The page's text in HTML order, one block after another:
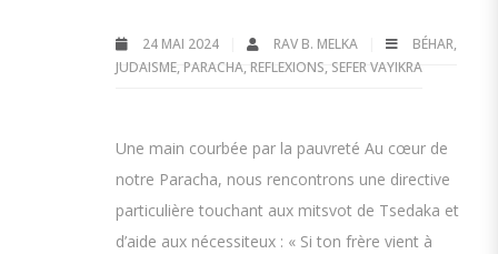
24 MAI 2024 RAV B. MELKA BÉHAR,
JUDAISME, PARACHA, REFLEXIONS, SEFER VAYIKRA
Une main courbée par la pauvreté Au cœur de
notre Paracha, nous rencontrons une directive
particulière touchant aux mitsvot de Tsedaka et
d’aide aux nécessiteux : « Si ton frère vient à